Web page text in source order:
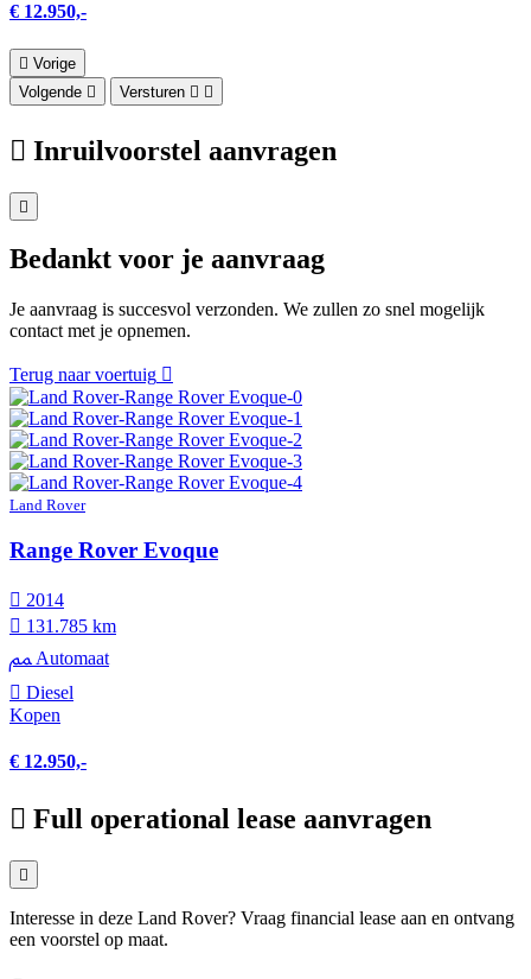
€ 12.950,-
Vorige
Volgende
Versturen
Inruilvoorstel aanvragen
Bedankt voor je aanvraag
Je aanvraag is succesvol verzonden. We zullen zo snel mogelijk
contact met je opnemen.
Terug naar voertuig
Land Rover
Range Rover Evoque
2014
131.785 km
Automaat
Diesel
Kopen
€ 12.950,-
Full operational lease aanvragen
Interesse in deze Land Rover? Vraag financial lease aan en ontvang
een voorstel op maat.